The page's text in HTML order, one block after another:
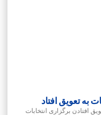
به تعویق افتاد
افتادن برگزاری انتخابات